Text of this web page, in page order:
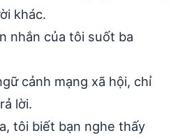
khác.
nhắn của tôi suốt ba
cảnh mạng xã hội, chỉ
lời.
tôi biết bạn nghe thấy